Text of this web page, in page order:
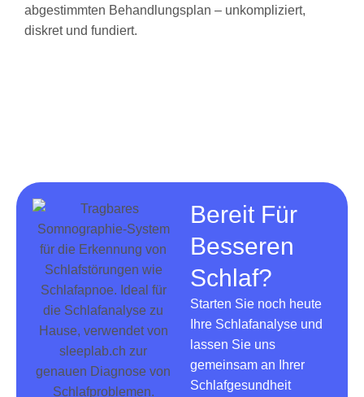
abgestimmten Behandlungsplan – unkompliziert,
diskret und fundiert.
Bereit Für
Besseren
Schlaf?
Starten Sie noch heute
Ihre Schlafanalyse und
lassen Sie uns
gemeinsam an Ihrer
Schlafgesundheit